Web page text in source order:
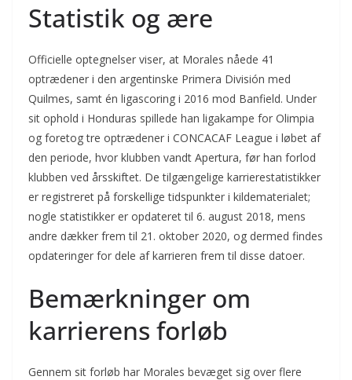
Statistik og ære
Officielle optegnelser viser, at Morales nåede 41
optrædener i den argentinske Primera División med
Quilmes, samt én ligascoring i 2016 mod Banfield. Under
sit ophold i Honduras spillede han ligakampe for Olimpia
og foretog tre optrædener i CONCACAF League i løbet af
den periode, hvor klubben vandt Apertura, før han forlod
klubben ved årsskiftet. De tilgængelige karrierestatistikker
er registreret på forskellige tidspunkter i kildematerialet;
nogle statistikker er opdateret til 6. august 2018, mens
andre dækker frem til 21. oktober 2020, og dermed findes
opdateringer for dele af karrieren frem til disse datoer.
Bemærkninger om
karrierens forløb
Gennem sit forløb har Morales bevæget sig over flere